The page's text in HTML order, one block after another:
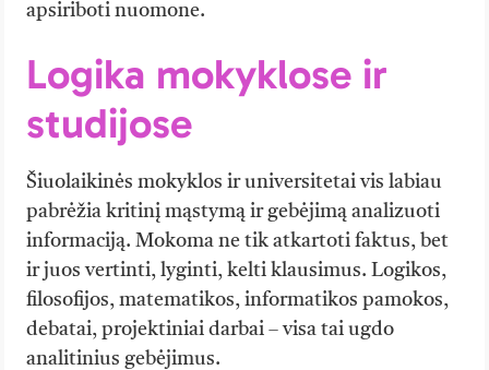
apsiriboti nuomone.
Logika mokyklose ir
studijose
Šiuolaikinės mokyklos ir universitetai vis labiau
pabrėžia kritinį mąstymą ir gebėjimą analizuoti
informaciją. Mokoma ne tik atkartoti faktus, bet
ir juos vertinti, lyginti, kelti klausimus. Logikos,
filosofijos, matematikos, informatikos pamokos,
debatai, projektiniai darbai – visa tai ugdo
analitinius gebėjimus.